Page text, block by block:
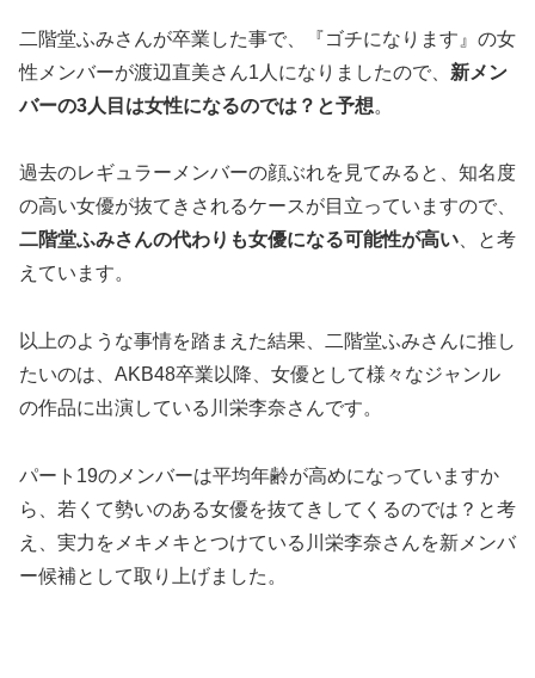
二階堂ふみさんが卒業した事で、『ゴチになります』の女
性メンバーが渡辺直美さん1人になりましたので、 新メン
バーの3人目は女性になるのでは？と予想。
過去のレギュラーメンバーの顔ぶれを見てみると、知名度
の高い女優が抜てきされるケースが目立っていますので、
二階堂ふみさんの代わりも女優になる可能性が高い、と考
えています。
以上のような事情を踏まえた結果、二階堂ふみさんに推し
たいのは、AKB48卒業以降、女優として様々なジャンル
の作品に出演している川栄李奈さんです。
パート19のメンバーは平均年齢が高めになっていますか
ら、若くて勢いのある女優を抜てきしてくるのでは？と考
え、実力をメキメキとつけている川栄李奈さんを新メンバ
ー候補として取り上げました。